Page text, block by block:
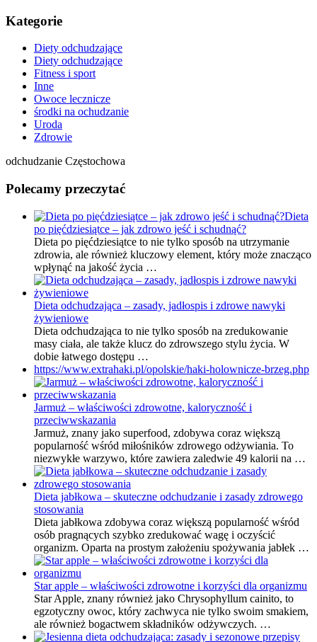
Kategorie
Diety odchudzające
Diety odchudzające
Fitness i sport
Inne
Owoce lecznicze
środki na ochudzanie
Uroda
Zdrowie
odchudzanie Częstochowa
Polecamy przeczytać
Dieta
po pięćdziesiątce – jak zdrowo jeść i schudnąć?
Dieta po pięćdziesiątce to nie tylko sposób na utrzymanie
zdrowia, ale również kluczowy element, który może znacząco
wpłynąć na jakość życia …
Dieta odchudzająca – zasady, jadłospis i zdrowe nawyki
żywieniowe
Dieta odchudzająca to nie tylko sposób na zredukowanie
masy ciała, ale także klucz do zdrowszego stylu życia. W
dobie łatwego dostępu …
https://www.extrahaki.pl/opolskie/haki-holownicze-brzeg.php
Jarmuż – właściwości zdrowotne, kaloryczność i
przeciwwskazania
Jarmuż, znany jako superfood, zdobywa coraz większą
popularność wśród miłośników zdrowego odżywiania. To
niezwykłe warzywo, które zawiera zaledwie 49 kalorii na …
Dieta jabłkowa – skuteczne odchudzanie i zasady zdrowego
stosowania
Dieta jabłkowa zdobywa coraz większą popularność wśród
osób pragnących szybko zredukować wagę i oczyścić
organizm. Oparta na prostym założeniu spożywania jabłek …
Star apple – właściwości zdrowotne i korzyści dla organizmu
Star Apple, znany również jako Chrysophyllum cainito, to
egzotyczny owoc, który zachwyca nie tylko swoim smakiem,
ale również bogactwem składników odżywczych. …